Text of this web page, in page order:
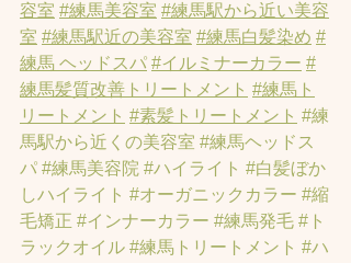
容室 #練馬美容室 #練馬駅から近い美容
室 #練馬駅近の美容室 #練馬白髪染め #
練馬 ヘッドスパ #イルミナーカラー #
練馬髪質改善トリートメント #練馬ト
リートメント #素髪トリートメント #練
馬駅から近くの美容室 #練馬ヘッドス
パ #練馬美容院 #ハイライト #白髪ぼか
しハイライト #オーガニックカラー #縮
毛矯正 #インナーカラー #練馬発毛 #ト
ラックオイル #練馬トリートメント #ハ